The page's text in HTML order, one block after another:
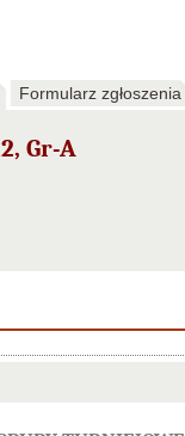
Formularz zgłoszenia
Gr-A